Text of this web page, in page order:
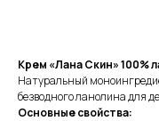
Крем «Лана Скин» 100%
Натуральный
безводного ланолина для
Основные свойства: